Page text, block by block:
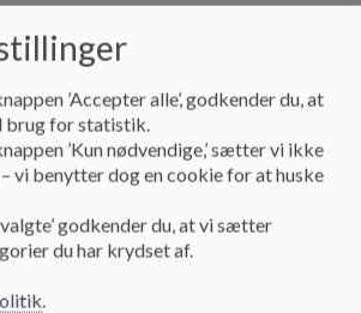
forud for skoleåret 26/27
Google
for lærerstuderende
og samarbejde
’Accepter alle’, godkender du, at
for statistik.
’Kun nødvendige,’ sætter vi ikke
vi benytter dog en cookie for at huske
godkender du, at vi sætter
du har krydset af.
.